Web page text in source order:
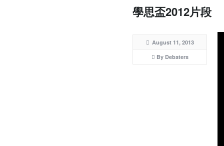
學思盃2012片段
August 11, 2013
By Debaters